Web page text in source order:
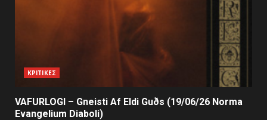
ΚΡΙΤΙΚΕΣ
VAFURLOGI – Gneisti Af Eldi Guðs (19/06/26 Norma
Evangelium Diaboli)